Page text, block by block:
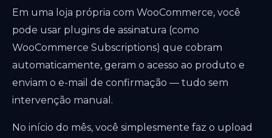
Em uma loja própria com WooCommerce, você
pode usar plugins de assinatura (como
WooCommerce Subscriptions) que cobram
automaticamente, geram o acesso ao produto e
enviam o e-mail de confirmação — tudo sem
intervenção manual.
No início do mês, você simplesmente faz o upload